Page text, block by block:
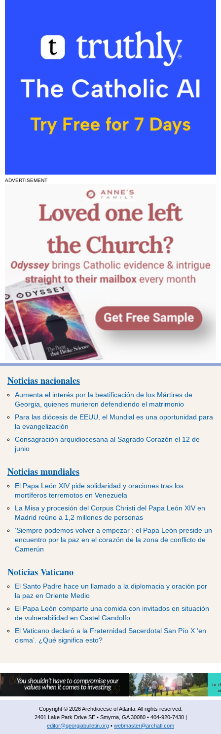
ADVERTISEMENT
Noticias nacionales
Aumenta el interés por la beatificación de los Mártires de
Georgia, quienes murieron defendiendo el matrimonio
Para las diócesis de EEUU, el Mundial es una oportunidad para
la evangelización
Consagración arquidiocesana al Sagrado Corazón el 12 de
junio
Noticias mundiales
El Papa León XIV pide solidaridad y oraciones tras los
mortíferos terremotos en Venezuela
La Misa y procesión del Corpus Christi del Papa León XIV en
Madrid reúne a 1,2 millones de personas
‘Siempre podemos volver a empezar’: el Papa León preside un
encuentro por la paz en el corazón de la zona de conflicto de
Camerún
Noticias Vaticano
El Santo Padre hace un llamado a la diplomacia y oración por
la paz en Oriente Medio
El Papa León comparte una comida con invitados en situación
de vulnerabilidad en Castel Gandolfo
El Vaticano declaró a la Fraternidad Sacerdotal San Pío X ‘en
cisma’. ¿Qué significa esto?
Copyright © 2026 Archdiocese of Atlanta. All rights reserved.
2401 Lake Park Drive SE • Smyrna, GA 30080 • 404-920-7430 |
editor@georgiabulletin.org • webmaster@archatl.com